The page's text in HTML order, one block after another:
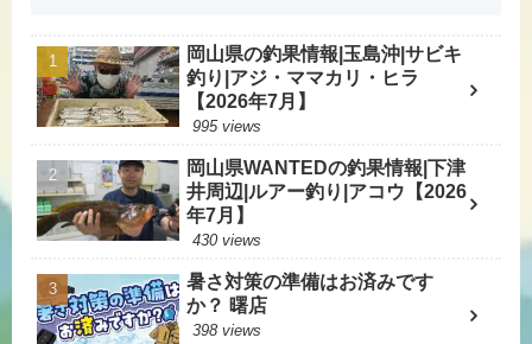
岡山県の釣果情報|玉島沖|サビキ
釣り|アジ・ママカリ・ヒラ
【2026年7月】
995 views
岡山県WANTEDの釣果情報|下津
井周辺|ルアー釣り|アコウ【2026
年7月】
430 views
暑さ対策の準備はお済みです
か？ 曙店
398 views